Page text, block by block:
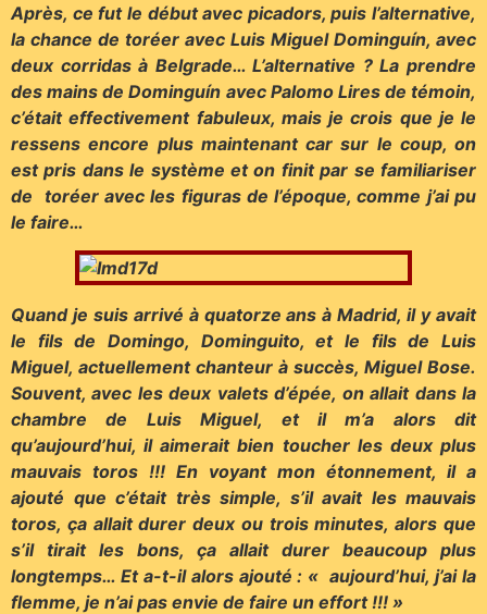
Après, ce fut le début avec picadors, puis l’alternative,
la chance de toréer avec Luis Miguel Dominguín, avec
deux corridas à Belgrade… L’alternative ? La prendre
des mains de Dominguín avec Palomo Lires de témoin,
c’était effectivement fabuleux, mais je crois que je le
ressens encore plus maintenant car sur le coup, on
est pris dans le système et on finit par se familiariser
de toréer avec les figuras de l’époque, comme j’ai pu
le faire…
Quand je suis arrivé à quatorze ans à Madrid, il y avait
le fils de Domingo, Dominguito, et le fils de Luis
Miguel, actuellement chanteur à succès, Miguel Bose.
Souvent, avec les deux valets d’épée, on allait dans la
chambre de Luis Miguel, et il m’a alors dit
qu’aujourd’hui, il aimerait bien toucher les deux plus
mauvais toros !!! En voyant mon étonnement, il a
ajouté que c’était très simple, s’il avait les mauvais
toros, ça allait durer deux ou trois minutes, alors que
s’il tirait les bons, ça allait durer beaucoup plus
longtemps… Et a-t-il alors ajouté : « aujourd’hui, j’ai la
flemme, je n’ai pas envie de faire un effort !!! »